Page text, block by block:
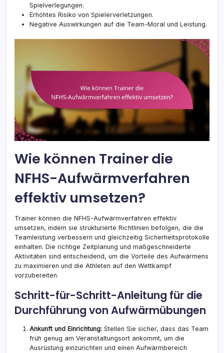
Spielverlegungen.
Erhöhtes Risiko von Spielerverletzungen.
Negative Auswirkungen auf die Team-Moral und Leistung.
Wie können Trainer die
NFHS-Aufwärmverfahren
effektiv umsetzen?
Trainer können die NFHS-Aufwärmverfahren effektiv
umsetzen, indem sie strukturierte Richtlinien befolgen, die die
Teamleistung verbessern und gleichzeitig Sicherheitsprotokolle
einhalten. Die richtige Zeitplanung und maßgeschneiderte
Aktivitäten sind entscheidend, um die Vorteile des Aufwärmens
zu maximieren und die Athleten auf den Wettkampf
vorzubereiten.
Schritt-für-Schritt-Anleitung für die
Durchführung von Aufwärmübungen
Ankunft und Einrichtung: Stellen Sie sicher, dass das Team
früh genug am Veranstaltungsort ankommt, um die
Ausrüstung einzurichten und einen Aufwärmbereich